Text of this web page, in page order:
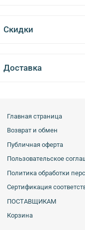
Скидки
Доставка
Главная страница
Возврат и обмен
Публичная оферта
Пользовательское
Политика обработки
Сертификация
ПОСТАВЩИКАМ
Корзина